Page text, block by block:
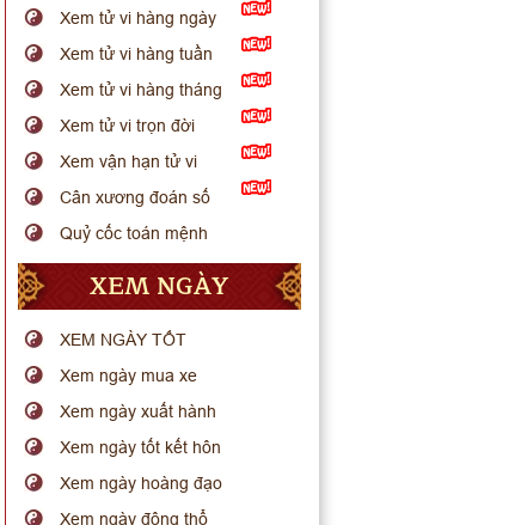
Xem tử vi hàng ngày
Xem tử vi hàng tuần
Xem tử vi hàng tháng
Xem tử vi trọn đời
Xem vận hạn tử vi
Cân xương đoán số
Quỷ cốc toán mệnh
XEM NGÀY
XEM NGÀY TỐT
Xem ngày mua xe
Xem ngày xuất hành
Xem ngày tốt kết hôn
Xem ngày hoàng đạo
Xem ngày động thổ